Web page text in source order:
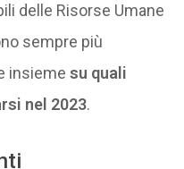
delle Risorse Umane
sempre più
insieme su quali
nel 2023.